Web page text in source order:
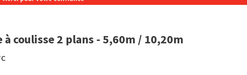
à coulisse 2 plans - 5,60m / 10,20m